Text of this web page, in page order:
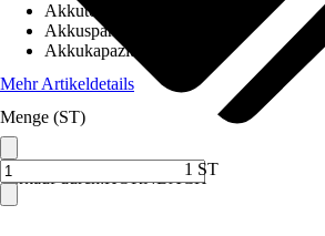
Verkauf durch:HORNBACH
Akkutechnik
Akkuspannung
Akkukapazität
Mehr Artikeldetails
Menge (ST)
1 ST